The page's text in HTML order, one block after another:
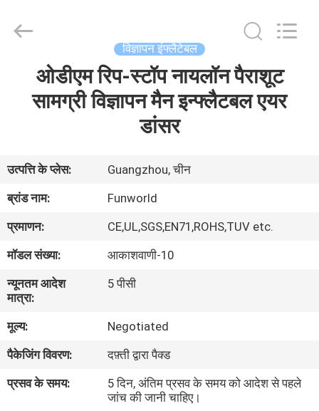
वीडियो
बारे
में
कारखाना
भ्रमण
गुणवत्ता
Limited.
विज्ञापन इंफ्लैटेबल
ओडीएम रिप-स्टॉप नायलॉन पैराशूट
सामग्री विज्ञापन मैन इन्फ्लैटबल एयर
डांसर
उत्पत्ति के प्लेस:
Guangzhou, चीन
ब्रांड नाम:
Funworld
प्रमाणन:
CE,UL,SGS,EN71,ROHS,TUV etc.
मॉडल संख्या:
आकाशवाणी-10
न्यूनतम आदेश
मात्रा:
5 पीसी
मूल्य:
Negotiated
पैकेजिंग विवरण:
दफ़्ती द्वारा पैक्ड
प्रसव के समय:
5 दिन, अंतिम प्रसव के समय को आदेश से पहले
जांच की जानी चाहिए।